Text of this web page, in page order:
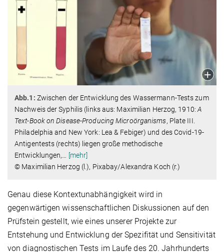
Abb.1: Zwischen der Entwicklung des Wassermann-Tests zum
Nachweis der Syphilis (links aus: Maximilian Herzog, 1910: A
Text-Book on Disease-Producing Microörganisms, Plate III.
Philadelphia and New York: Lea & Febiger) und des Covid-19-
Antigentests (rechts) liegen große methodische
Entwicklungen,
[mehr]
© Maximilian Herzog (l.), Pixabay/Alexandra Koch (r.)
Genau diese Kontextunabhängigkeit wird in
gegenwärtigen wissenschaftlichen Diskussionen auf den
Prüfstein gestellt, wie eines unserer Projekte zur
Entstehung und Entwicklung der Spezifität und Sensitivität
von diagnostischen Tests im Laufe des 20. Jahrhunderts